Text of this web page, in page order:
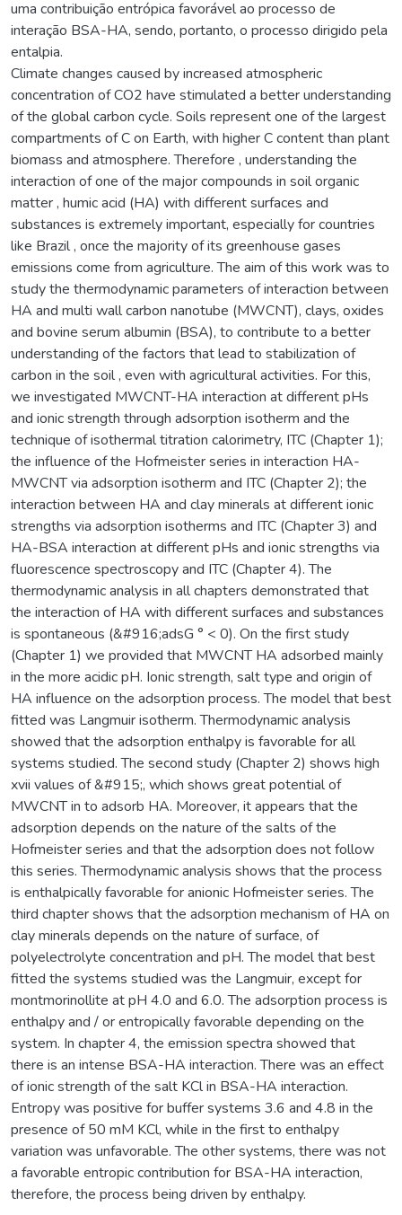
uma contribuição entrópica favorável ao processo de
interação BSA-HA, sendo, portanto, o processo dirigido pela
entalpia.
Climate changes caused by increased atmospheric
concentration of CO2 have stimulated a better understanding
of the global carbon cycle. Soils represent one of the largest
compartments of C on Earth, with higher C content than plant
biomass and atmosphere. Therefore , understanding the
interaction of one of the major compounds in soil organic
matter , humic acid (HA) with different surfaces and
substances is extremely important, especially for countries
like Brazil , once the majority of its greenhouse gases
emissions come from agriculture. The aim of this work was to
study the thermodynamic parameters of interaction between
HA and multi wall carbon nanotube (MWCNT), clays, oxides
and bovine serum albumin (BSA), to contribute to a better
understanding of the factors that lead to stabilization of
carbon in the soil , even with agricultural activities. For this,
we investigated MWCNT-HA interaction at different pHs
and ionic strength through adsorption isotherm and the
technique of isothermal titration calorimetry, ITC (Chapter 1);
the influence of the Hofmeister series in interaction HA-
MWCNT via adsorption isotherm and ITC (Chapter 2); the
interaction between HA and clay minerals at different ionic
strengths via adsorption isotherms and ITC (Chapter 3) and
HA-BSA interaction at different pHs and ionic strengths via
fluorescence spectroscopy and ITC (Chapter 4). The
thermodynamic analysis in all chapters demonstrated that
the interaction of HA with different surfaces and substances
is spontaneous (&#916;adsG ° < 0). On the first study
(Chapter 1) we provided that MWCNT HA adsorbed mainly
in the more acidic pH. Ionic strength, salt type and origin of
HA influence on the adsorption process. The model that best
fitted was Langmuir isotherm. Thermodynamic analysis
showed that the adsorption enthalpy is favorable for all
systems studied. The second study (Chapter 2) shows high
xvii values of &#915;, which shows great potential of
MWCNT in to adsorb HA. Moreover, it appears that the
adsorption depends on the nature of the salts of the
Hofmeister series and that the adsorption does not follow
this series. Thermodynamic analysis shows that the process
is enthalpically favorable for anionic Hofmeister series. The
third chapter shows that the adsorption mechanism of HA on
clay minerals depends on the nature of surface, of
polyelectrolyte concentration and pH. The model that best
fitted the systems studied was the Langmuir, except for
montmorinollite at pH 4.0 and 6.0. The adsorption process is
enthalpy and / or entropically favorable depending on the
system. In chapter 4, the emission spectra showed that
there is an intense BSA-HA interaction. There was an effect
of ionic strength of the salt KCl in BSA-HA interaction.
Entropy was positive for buffer systems 3.6 and 4.8 in the
presence of 50 mM KCl, while in the first to enthalpy
variation was unfavorable. The other systems, there was not
a favorable entropic contribution for BSA-HA interaction,
therefore, the process being driven by enthalpy.